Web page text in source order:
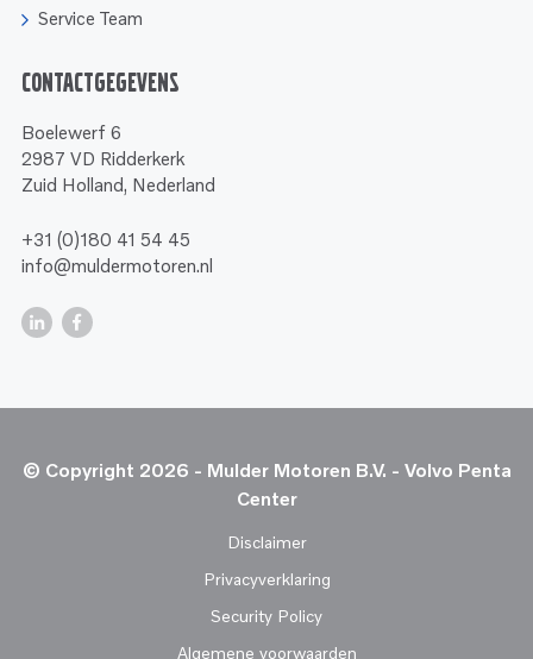
Service Team
Contactgegevens
Boelewerf 6
2987 VD Ridderkerk
Zuid Holland, Nederland
+31 (0)180 41 54 45
info@muldermotoren.nl
© Copyright 2026 - Mulder Motoren B.V. - Volvo Penta
Center
Disclaimer
Privacyverklaring
Security Policy
Algemene voorwaarden